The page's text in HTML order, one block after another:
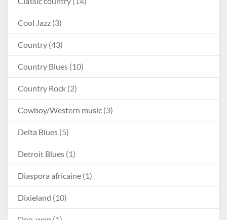
Cool Jazz (3)
Country (43)
Country Blues (10)
Country Rock (2)
Cowboy/Western music (3)
Delta Blues (5)
Detroit Blues (1)
Diaspora africaine (1)
Dixieland (10)